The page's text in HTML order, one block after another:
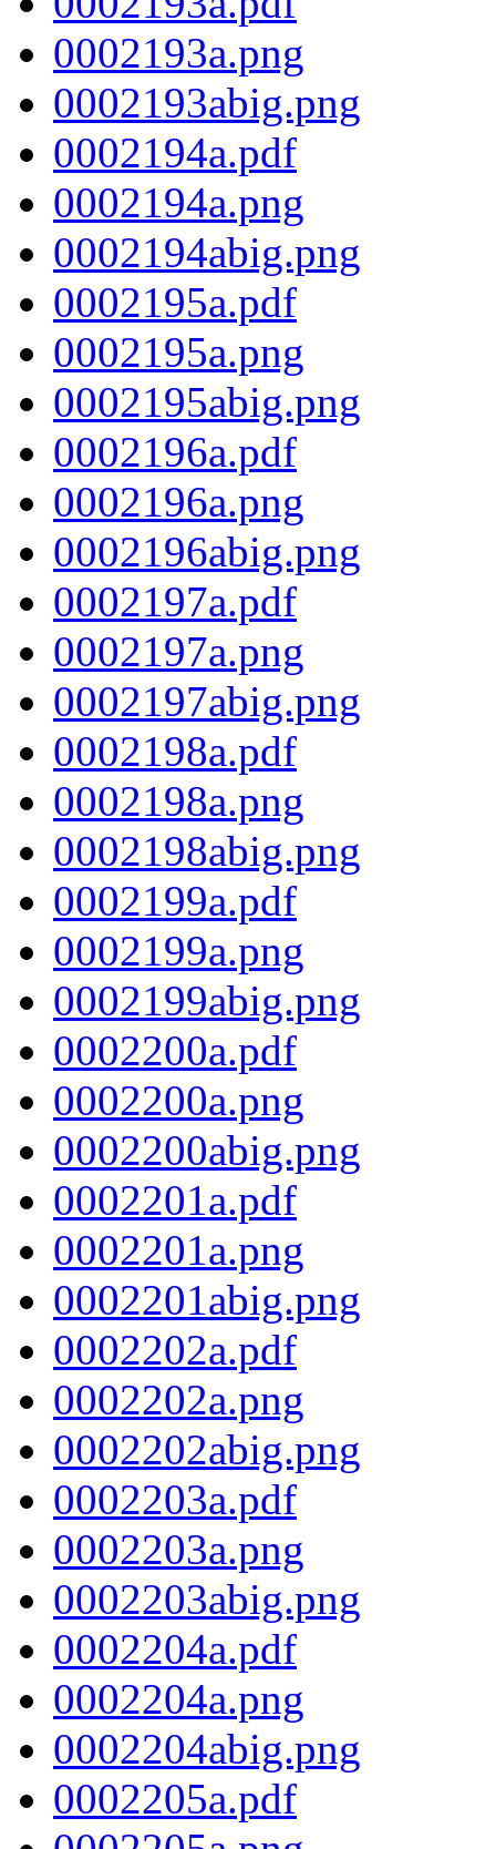
0002193a.png
0002193abig.png
0002194a.pdf
0002194a.png
0002194abig.png
0002195a.pdf
0002195a.png
0002195abig.png
0002196a.pdf
0002196a.png
0002196abig.png
0002197a.pdf
0002197a.png
0002197abig.png
0002198a.pdf
0002198a.png
0002198abig.png
0002199a.pdf
0002199a.png
0002199abig.png
0002200a.pdf
0002200a.png
0002200abig.png
0002201a.pdf
0002201a.png
0002201abig.png
0002202a.pdf
0002202a.png
0002202abig.png
0002203a.pdf
0002203a.png
0002203abig.png
0002204a.pdf
0002204a.png
0002204abig.png
0002205a.pdf